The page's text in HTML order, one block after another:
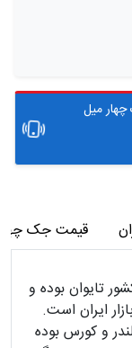
میل
قیمت جک
تایوان بوده و
ایران است.
و کورس بوده